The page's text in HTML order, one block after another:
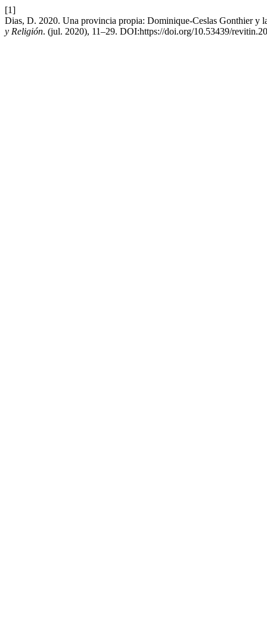
[1]
Dias, D. 2020. Una provincia propia: Dominique-Ceslas Gonthier y
y Religión. (jul. 2020), 11–29. DOI:https://doi.org/10.53439/